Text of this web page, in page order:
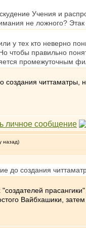
Учения и
не ложного?
у тех кто неверно
чтобы правильно
промежуточным
создания читтаматры,
назад)
до создания
Вайбхашики,